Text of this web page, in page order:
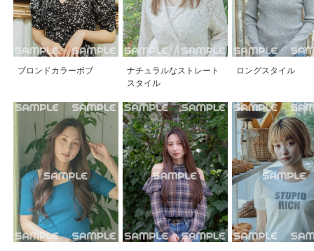
ブロンドカラーボブ
ナチュラルなストレート
スタイル
ロングスタイル